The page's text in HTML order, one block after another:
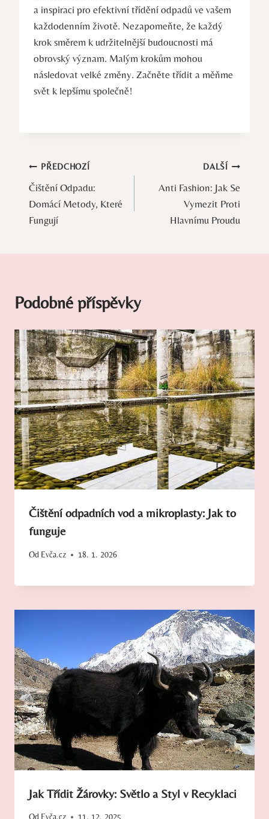
a inspiraci pro efektivní třídění odpadů ve vašem
každodenním životě. Nezapomeňte, že každý
krok směrem k udržitelnější budoucnosti má
obrovský význam. Malým krokům mohou
následovat velké změny. Začněte třídit a měňme
svět k lepšímu společně!
Navigace
pro
příspěvek
PŘEDCHOZÍ
Čištění Odpadu:
Domácí Metody, Které
Fungují
DALŠÍ
Anti Fashion: Jak Se
Vymezit Proti
Hlavnímu Proudu
Podobné příspěvky
Čištění odpadních vod a mikroplasty: Jak to
funguje
Od Evča.cz 18. 1. 2026
Jak Třídit Žárovky: Světlo a Styl v Recyklaci
Od Evča.cz 11. 12. 2025